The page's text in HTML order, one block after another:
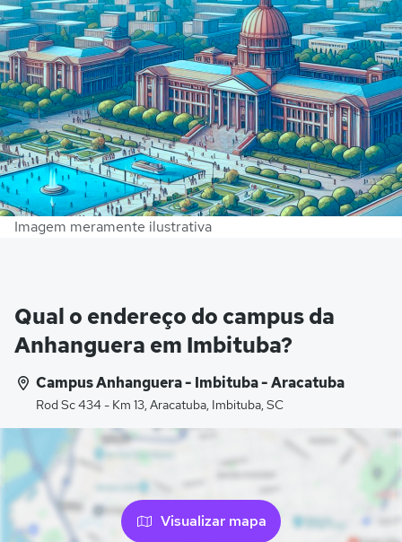
Imagem meramente ilustrativa
Qual o endereço do campus da
Anhanguera em Imbituba?
Campus Anhanguera - Imbituba - Aracatuba
Rod Sc 434 - Km 13, Aracatuba, Imbituba, SC
Visualizar mapa